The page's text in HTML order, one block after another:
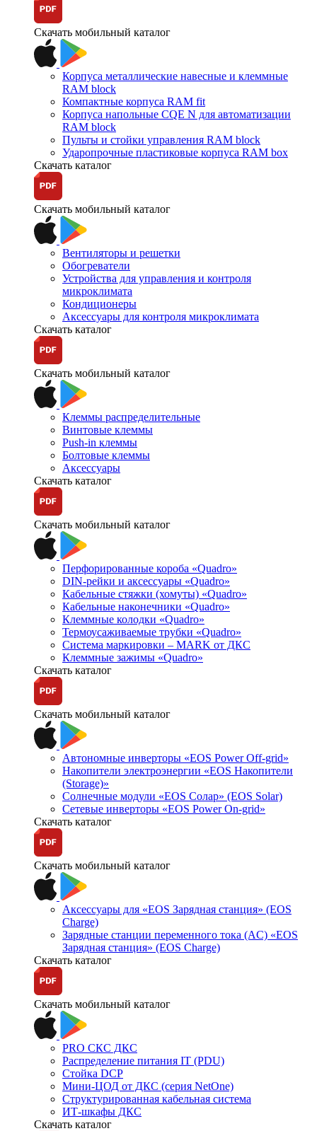
Скачать мобильный каталог
Корпуса металлические навесные и клеммные
RAM block
Компактные корпуса RAM fit
Корпуса напольные CQE N для автоматизации
RAM block
Пульты и стойки управления RAM block
Ударопрочные пластиковые корпуса RAM box
Скачать каталог
Скачать мобильный каталог
Вентиляторы и решетки
Обогреватели
Устройства для управления и контроля
микроклимата
Кондиционеры
Аксессуары для контроля микроклимата
Скачать каталог
Скачать мобильный каталог
Клеммы распределительные
Винтовые клеммы
Push-in клеммы
Болтовые клеммы
Аксессуары
Скачать каталог
Скачать мобильный каталог
Перфорированные короба «Quadro»
DIN-рейки и аксессуары «Quadro»
Кабельные стяжки (хомуты) «Quadro»
Кабельные наконечники «Quadro»
Клеммные колодки «Quadro»
Термоусаживаемые трубки «Quadro»
Система маркировки – MARK от ДКС
Клеммные зажимы «Quadro»
Скачать каталог
Скачать мобильный каталог
Автономные инверторы «EOS Power Off-grid»
Накопители электроэнергии «EOS Накопители
(Storage)»
Солнечные модули «EOS Солар» (EOS Solar)
Сетевые инверторы «EOS Power On-grid»
Скачать каталог
Скачать мобильный каталог
Аксессуары для «EOS Зарядная станция» (EOS
Charge)
Зарядные станции переменного тока (AC) «EOS
Зарядная станция» (EOS Charge)
Скачать каталог
Скачать мобильный каталог
PRO СКС ДКС
Распределение питания IT (PDU)
Стойка DCP
Мини-ЦОД от ДКС (серия NetOne)
Структурированная кабельная система
ИТ-шкафы ДКС
Скачать каталог